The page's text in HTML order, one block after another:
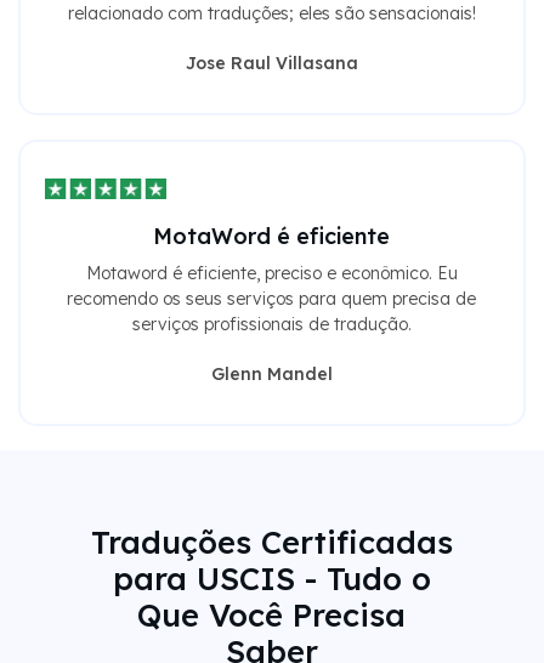
relacionado com traduções; eles são sensacionais!
Jose Raul Villasana
MotaWord é eficiente
Motaword é eficiente, preciso e econômico. Eu
recomendo os seus serviços para quem precisa de
serviços profissionais de tradução.
Glenn Mandel
Traduções Certificadas
para USCIS - Tudo o
Que Você Precisa
Saber